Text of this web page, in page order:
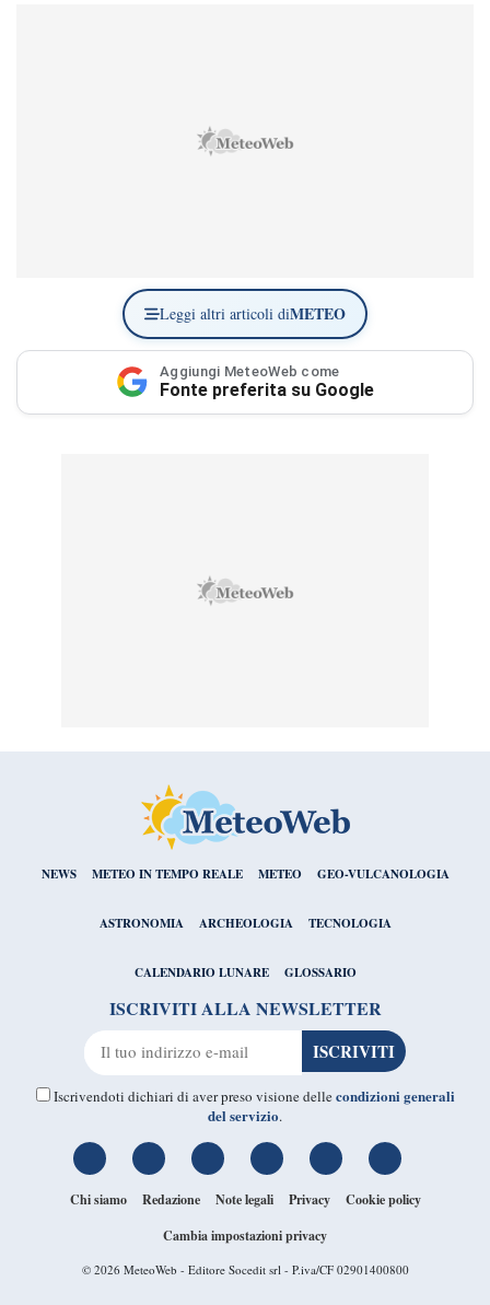
Leggi altri articoli diMETEO
Aggiungi MeteoWeb come
Fonte preferita su Google
NEWS METEO IN TEMPO REALE METEO GEO-VULCANOLOGIA
ASTRONOMIA ARCHEOLOGIA TECNOLOGIA
CALENDARIO LUNARE GLOSSARIO
ISCRIVITI ALLA NEWSLETTER
Iscrivendoti dichiari di aver preso visione dellecondizioni generali
del servizio.
Chi siamo Redazione Note legali Privacy
Cookie policy
Cambia impostazioni privacy
© 2026 MeteoWeb - Editore Socedit srl - P.iva/CF 02901400800